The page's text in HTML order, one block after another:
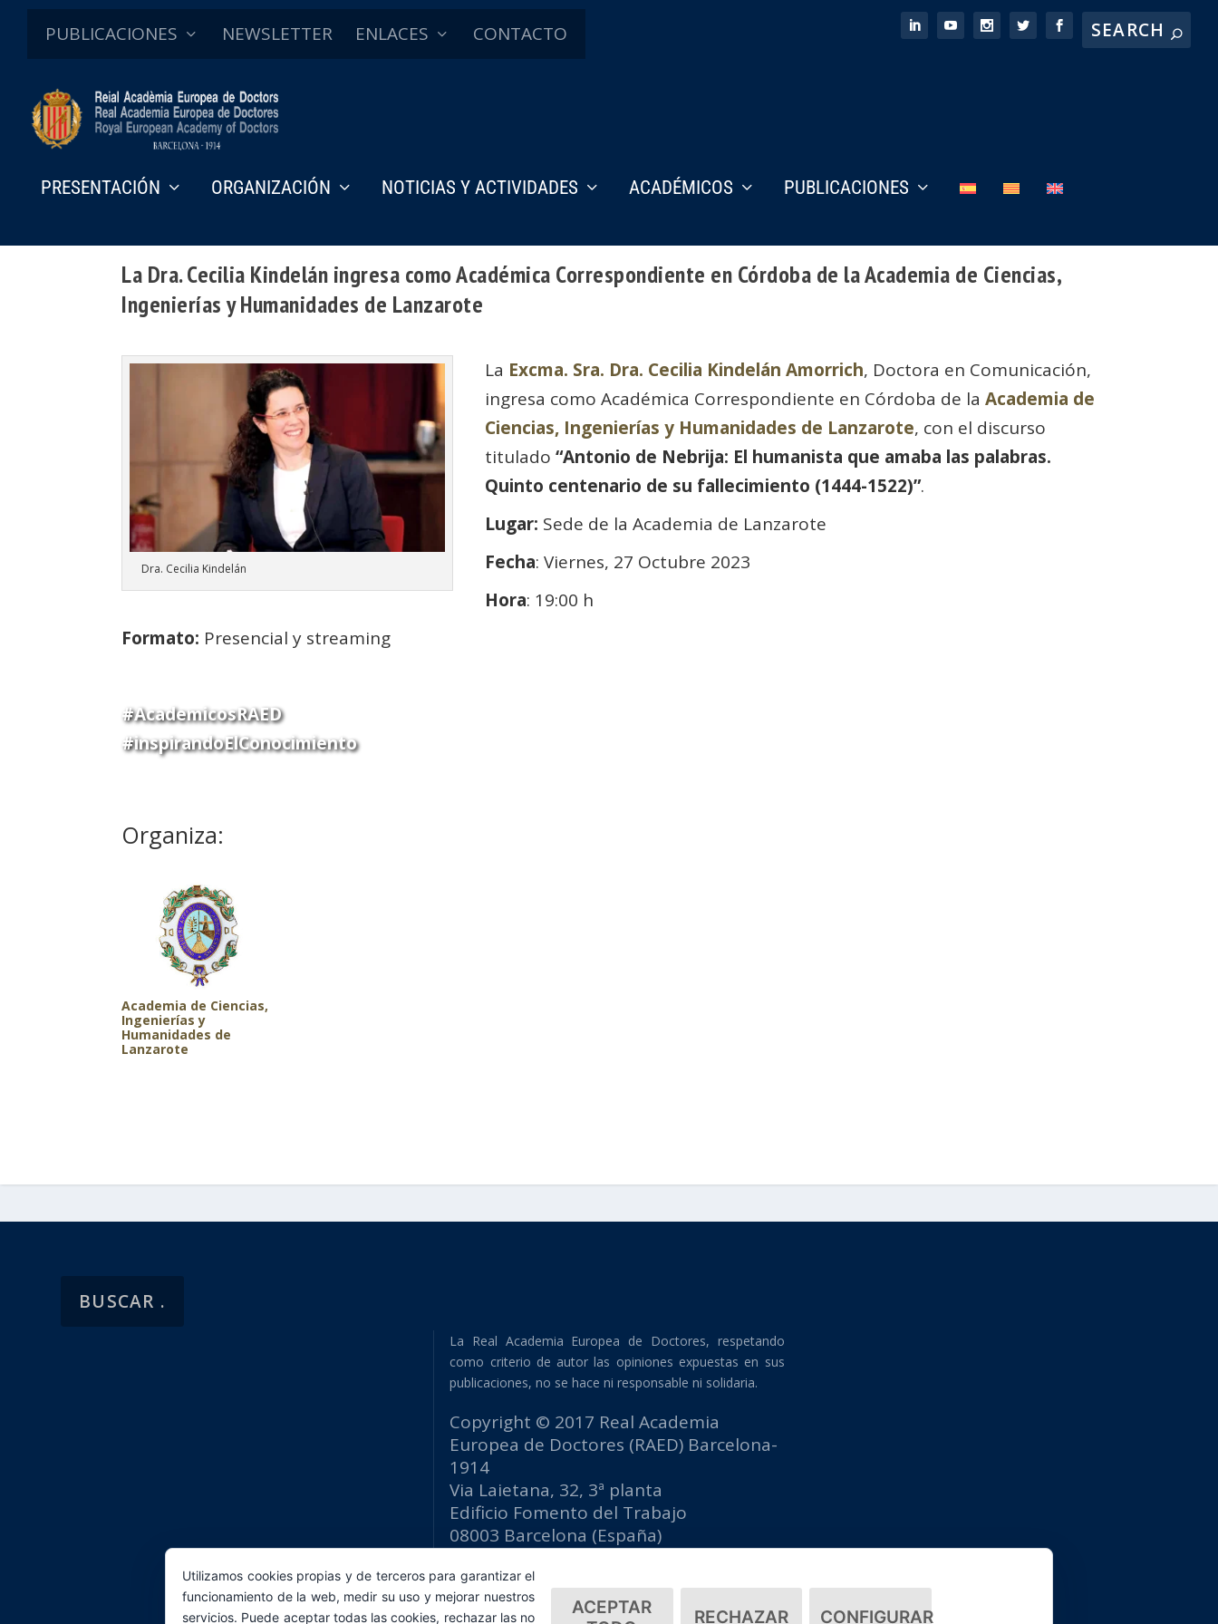
PUBLICACIONES NEWSLETTER ENLACES CONTACTO
PRESENTACIÓN ORGANIZACIÓN NOTICIAS Y ACTIVIDADES ACADÉMICOS PUBLICACIONES
La Dra. Cecilia Kindelán ingresa como Académica Correspondiente en Córdoba de la Academia de Ciencias,
Ingenierías y Humanidades de Lanzarote
Dra. Cecilia Kindelán
La Excma. Sra. Dra. Cecilia Kindelán Amorrich, Doctora en Comunicación,
ingresa como Académica Correspondiente en Córdoba de laAcademia de
Ciencias, Ingenierías y Humanidades de Lanzarote, con el discurso
titulado“Antonio de Nebrija: El humanista que amaba las palabras.
Quinto centenario de su fallecimiento (1444-1522)”.
Lugar: Sede de la Academia de Lanzarote
Fecha: Viernes, 27 Octubre 2023
Hora: 19:00 h
Formato: Presencial y streaming
#AcademicosRAED
#inspirandoElConocimiento
Organiza:
Academia de Ciencias,
Ingenierías y
Humanidades de
Lanzarote
La Real Academia Europea de Doctores, respetando
como criterio de autor las opiniones expuestas en sus
publicaciones, no se hace ni responsable ni solidaria.
Copyright © 2017 Real Academia
Europea de Doctores (RAED) Barcelona-
1914
Via Laietana, 32, 3ª planta
Edificio Fomento del Trabajo
08003 Barcelona (España)
secretaria@raed.academy
Contacto y suscripción Newsletter
Utilizamos cookies propias y de terceros para garantizar el
funcionamiento de la web, medir su uso y mejorar nuestros
servicios. Puede aceptar todas las cookies, rechazar las no
ACEPTAR
RECHAZAR CONFIGURAR